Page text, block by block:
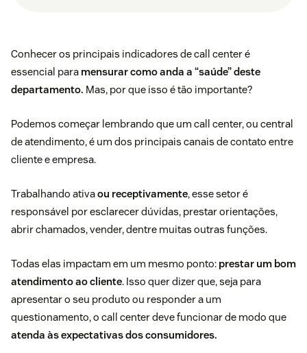
Conhecer os principais indicadores de call center é
essencial para mensurar como anda a “saúde” deste
departamento. Mas, por que isso é tão importante?
Podemos começar lembrando que um call center, ou central
de atendimento, é um dos principais canais de contato entre
cliente e empresa.
Trabalhando ativaou receptivamente, esse setor é
responsável por esclarecer dúvidas, prestar orientações,
abrir chamados, vender, dentre muitas outras funções.
Todas elas impactam em um mesmo ponto: prestar um bom
atendimento ao cliente. Isso quer dizer que, seja para
apresentar o seu produto ou responder a um
questionamento, o call center deve funcionar de modo que
atenda às expectativas dos consumidores.